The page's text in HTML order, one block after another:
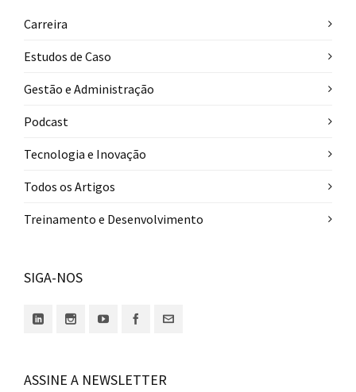
Carreira
Estudos de Caso
Gestão e Administração
Podcast
Tecnologia e Inovação
Todos os Artigos
Treinamento e Desenvolvimento
SIGA-NOS
ASSINE A NEWSLETTER